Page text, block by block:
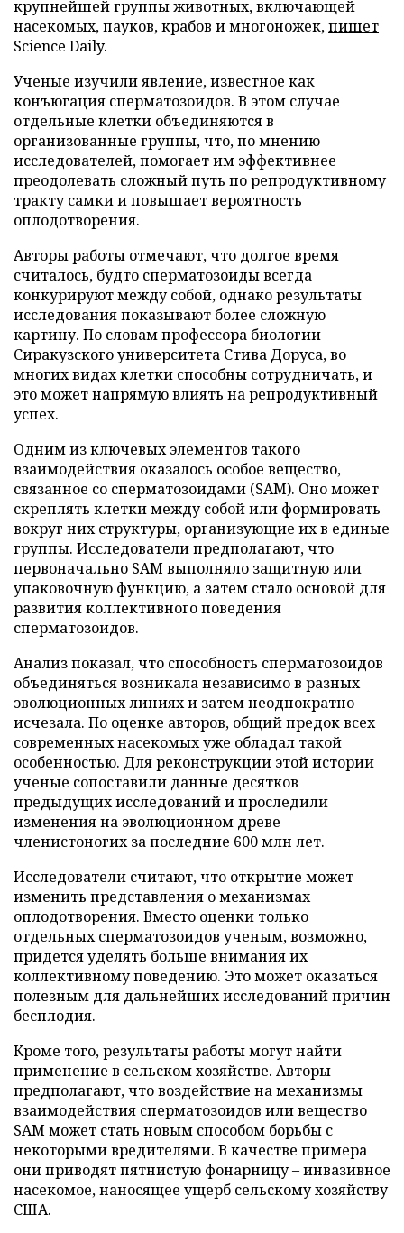
крупнейшей группы животных, включающей
насекомых, пауков, крабов и многоножек,пишет
Science Daily.
Ученые изучили явление, известное как
конъюгация сперматозоидов. В этом случае
отдельные клетки объединяются в
организованные группы, что, по мнению
исследователей, помогает им эффективнее
преодолевать сложный путь по репродуктивному
тракту самки и повышает вероятность
оплодотворения.
Авторы работы отмечают, что долгое время
считалось, будто сперматозоиды всегда
конкурируют между собой, однако результаты
исследования показывают более сложную
картину. По словам профессора биологии
Сиракузского университета Стива Доруса, во
многих видах клетки способны сотрудничать, и
это может напрямую влиять на репродуктивный
успех.
Одним из ключевых элементов такого
взаимодействия оказалось особое вещество,
связанное со сперматозоидами (SAM). Оно может
скреплять клетки между собой или формировать
вокруг них структуры, организующие их в единые
группы. Исследователи предполагают, что
первоначально SAM выполняло защитную или
упаковочную функцию, а затем стало основой для
развития коллективного поведения
сперматозоидов.
Анализ показал, что способность сперматозоидов
объединяться возникала независимо в разных
эволюционных линиях и затем неоднократно
исчезала. По оценке авторов, общий предок всех
современных насекомых уже обладал такой
особенностью. Для реконструкции этой истории
ученые сопоставили данные десятков
предыдущих исследований и проследили
изменения на эволюционном древе
членистоногих за последние 600 млн лет.
Исследователи считают, что открытие может
изменить представления о механизмах
оплодотворения. Вместо оценки только
отдельных сперматозоидов ученым, возможно,
придется уделять больше внимания их
коллективному поведению. Это может оказаться
полезным для дальнейших исследований причин
бесплодия.
Кроме того, результаты работы могут найти
применение в сельском хозяйстве. Авторы
предполагают, что воздействие на механизмы
взаимодействия сперматозоидов или вещество
SAM может стать новым способом борьбы с
некоторыми вредителями. В качестве примера
они приводят пятнистую фонарницу – инвазивное
насекомое, наносящее ущерб сельскому хозяйству
США.